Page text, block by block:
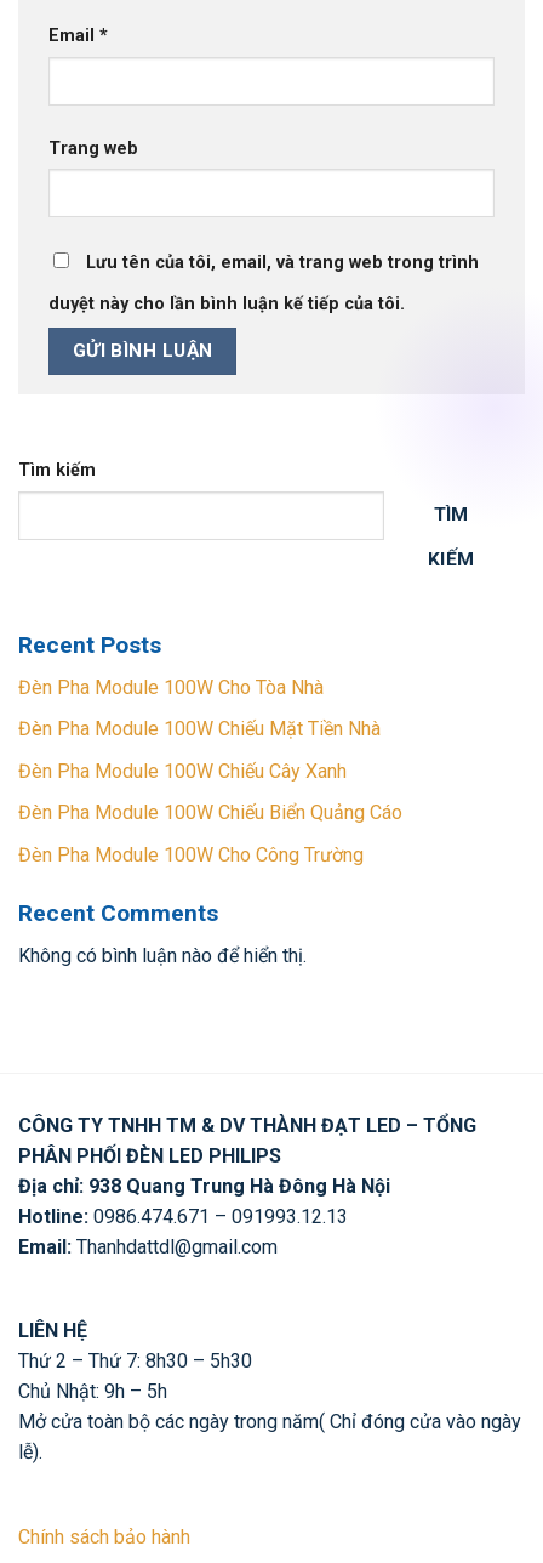
Email *
Trang web
Lưu tên của tôi, email, và trang web trong trình
duyệt này cho lần bình luận kế tiếp của tôi.
Tìm kiếm
TÌM
KIẾM
Recent Posts
Đèn Pha Module 100W Cho Tòa Nhà
Đèn Pha Module 100W Chiếu Mặt Tiền Nhà
Đèn Pha Module 100W Chiếu Cây Xanh
Đèn Pha Module 100W Chiếu Biển Quảng Cáo
Đèn Pha Module 100W Cho Công Trường
Recent Comments
Không có bình luận nào để hiển thị.
CÔNG TY TNHH TM & DV THÀNH ĐẠT LED – TỔNG
PHÂN PHỐI ĐÈN LED PHILIPS
Địa chỉ: 938 Quang Trung Hà Đông Hà Nội
Hotline: 0986.474.671 – 091993.12.13
Email: Thanhdattdl@gmail.com
LIÊN HỆ
Thứ 2 – Thứ 7: 8h30 – 5h30
Chủ Nhật: 9h – 5h
Mở cửa toàn bộ các ngày trong năm( Chỉ đóng cửa vào ngày
lễ).
Chính sách bảo hành